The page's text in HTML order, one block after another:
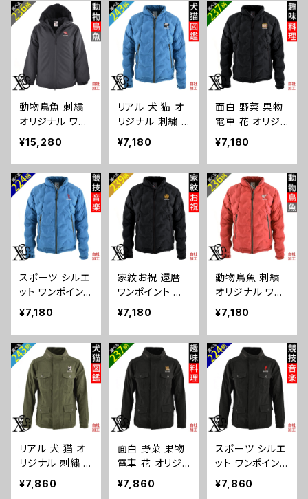
ド アウターウェ
ア インサレーテ
ッド 雑貨 グッズ
自社ブランド 柄
クリスマス ori-
a-jkt18-b09-s
ウターウェア イ
ンサレーテッド
雑貨 グッズ 自
社ブランド 卒業
記念品 部活 卒
団 サッカー バス
ケ テニス 誕生
日 クリスマス o
ri-a-jkt18-b08
-s
ターウェア イン
サレーテッド 雑
貨 グッズ 自社ブ
ランド 柄 丸に
五瓜 桔梗 巴 藤
羽 菱 唐花 木瓜
蔦 桐 クリスマス
ori-a-jkt18-b0
7-s
動物鳥魚 刺繍
オリジナル ワン
ポイント 中綿 フ
ルジップ パーカ
ー メンズ フード
アウターウェア
インサレーテッド
雑貨 グッズ 自
社ブランド 柄 馬
豚 魚 クリスマス
ori-a-jkt18-b0
¥15,280
リアル 犬 猫 オ
リジナル 刺繍 ワ
ンポイント フェイ
クダウンジャケッ
ト メンズ デュス
ポ 型押し スタン
ドカラー パデッ
ト ジャケット 自
社ブランド ロゴ
グッズ 柄 誕生
日 プレゼント 三
ワ シーズー シュ
ナウザー パグ
ペキニーズ ori-
¥7,180
面白 野菜 果物
電車 花 オリジ
ナル 刺繍 ワンポ
イント フェイク
ダウンジャケット
メンズ デュスポ
型押し スタンド
カラー パデット
ジャケット 自社
ブランド ロゴ グ
ッズ 柄 ori-a-jk
¥7,180
スポーツ シルエ
ット ワンポイント
刺繍 フェイクダ
ウンジャケット
メンズ デュスポ
型押し スタンド
カラー パデット
ジャケット 自社
ブランド ロゴ グ
ッズ 柄 サッカー
野球 テニス 空
手 剣道 卓球 釣
り 誕生日 プレ
ゼント アーチェ
リー スノーボー
¥7,180
家紋お祝 還暦
ワンポイント 刺
繍 オリジナル フ
ェイクダウンジャ
ケット メンズ デ
ュスポ 型押し ス
タンドカラー パ
デット ジャケット
自社ブランド ロ
ゴ グッズ 柄 誕
生日 プレゼント
丸に 五瓜 桔梗
巴 藤 羽 菱 唐
花 木瓜 蔦 桐 o
ri-a-jkt11-b07-
¥7,180
動物鳥魚 刺繍
オリジナル ワン
ポイント フェイ
クダウンジャケッ
ト メンズ デュス
ポ 型押し スタン
ドカラー パデッ
ト ジャケット 自
社ブランド ロゴ
グッズ 柄 おしゃ
れ プレゼント 馬
鳥 インコ 文鳥
パンダ 魚 動物
ori-a-jkt11-b0
6-s
¥7,180
リアル 犬 猫 オ
リジナル 刺繍 ワ
ンポイント ミリタ
リージャケット
¥7,860
面白 野菜 果物
電車 花 オリジ
ナル 刺繍 ワンポ
イント ミリタリー
¥7,860
スポーツ シルエ
ット ワンポイント
刺繍 ミリタリー
ジャケット メン
¥7,860